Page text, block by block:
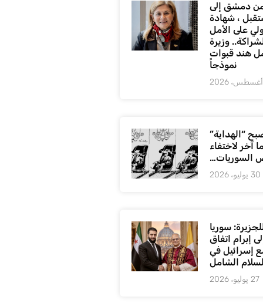
دمشق إلى
، شهادة
على الأمل
وزيرة
هند قبوات
نموذجاً
“الهداية”
آخر لاختفاء
السوريات…
30 يوليو، 2026
سوريا
إبرام اتفاق
إسرائيل في
الشامل
27 يوليو، 2026